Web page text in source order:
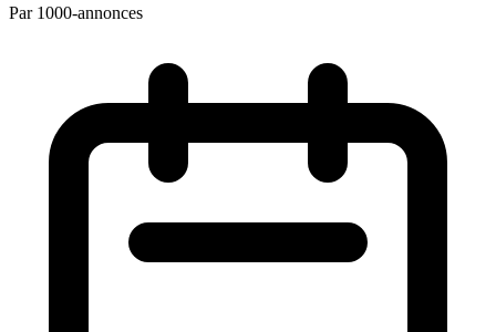
Par 1000-annonces